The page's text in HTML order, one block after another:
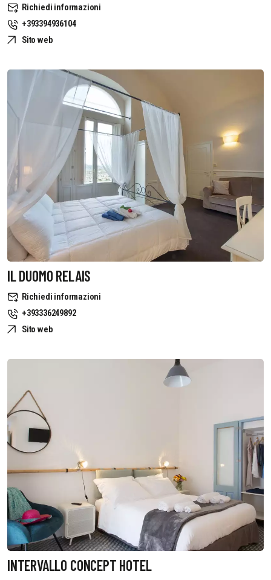
Richiedi informazioni
+393394936104
Sito web
IL DUOMO RELAIS
Richiedi informazioni
+393336249892
Sito web
INTERVALLO CONCEPT HOTEL